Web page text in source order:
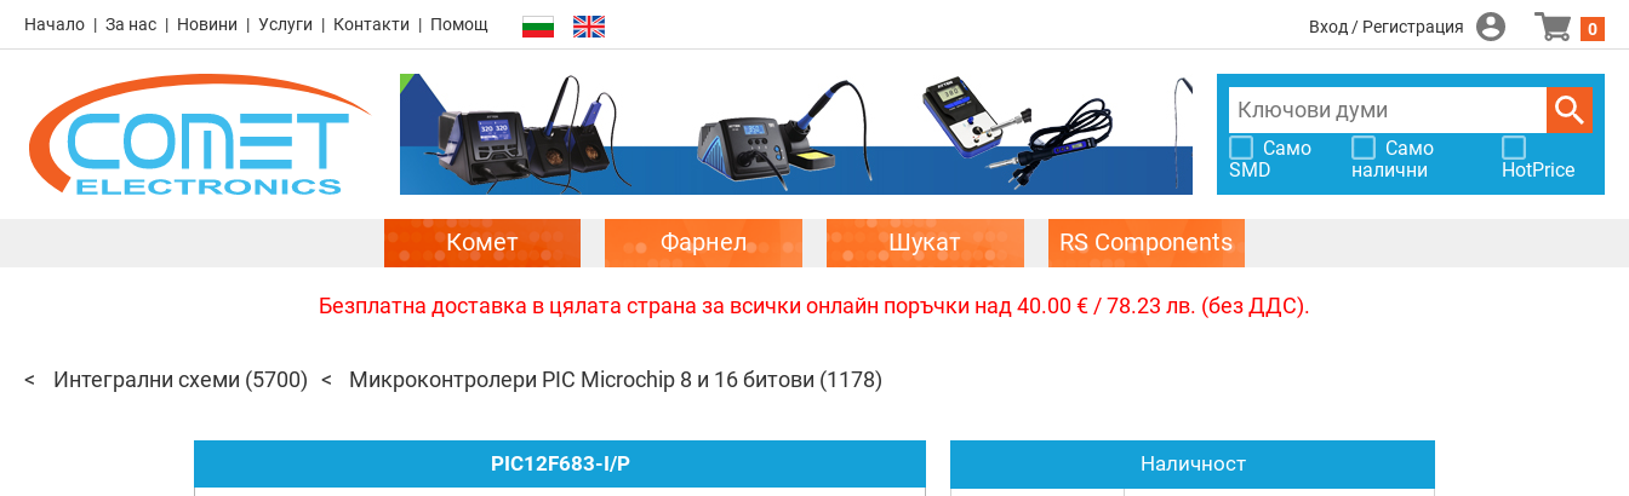
Начало За нас Новини Услуги Контакти Помощ Вход / Регистрация 0
Само
SMD
Само
налични
HotPrice
Комет Фарнел Шукат RS Components
Безплатна доставка в цялата страна за всички онлайн поръчки над 40.00 € / 78.23 лв. (без ДДС).
Интегрални схеми (5700) Микроконтролери PIC Microchip 8 и 16 битови (1178)
PIC12F683-I/P Наличност